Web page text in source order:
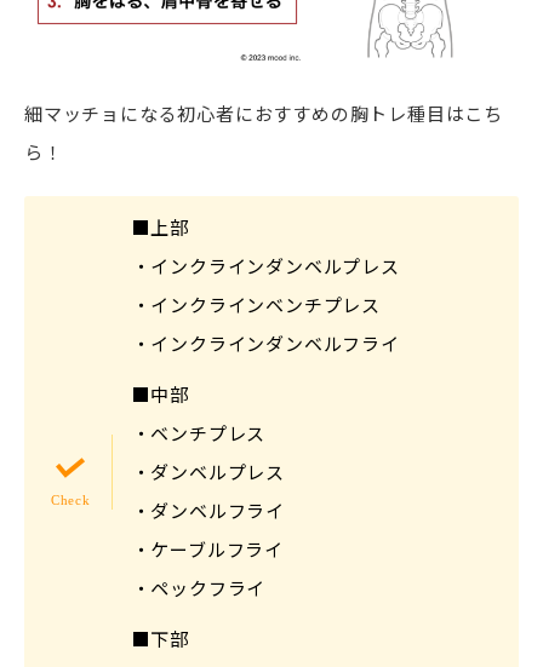
細マッチョになる初心者におすすめの胸トレ種目はこち
ら！
■上部
・インクラインダンベルプレス
・インクラインベンチプレス
・インクラインダンベルフライ
■中部
・ベンチプレス
・ダンベルプレス
・ダンベルフライ
・ケーブルフライ
・ペックフライ
■下部